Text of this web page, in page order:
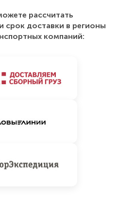
рассчитать
срок доставки в регионы
компаний: